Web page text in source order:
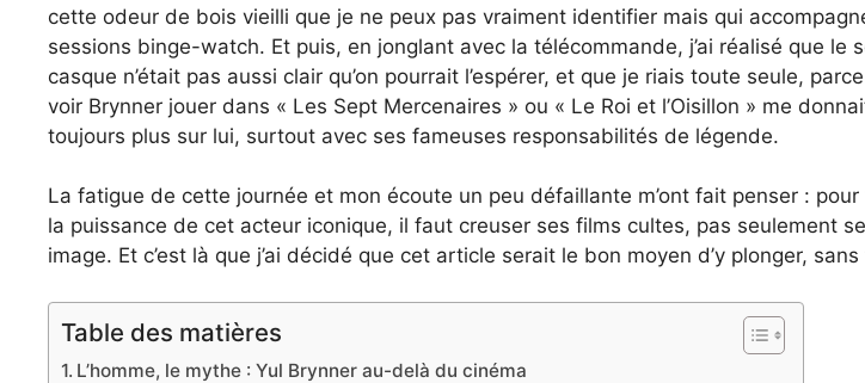
cette odeur de bois vieilli que je ne peux pas vraiment identifier mais qui
sessions binge-watch. Et puis, en jonglant avec la télécommande, j’ai réalisé que le
casque n’était pas aussi clair qu’on pourrait l’espérer, et que je riais toute seule,
voir Brynner jouer dans « Les Sept Mercenaires » ou « Le Roi et l’Oisillon » me
toujours plus sur lui, surtout avec ses fameuses responsabilités de légende.
La fatigue de cette journée et mon écoute un peu défaillante m’ont fait penser :
la puissance de cet acteur iconique, il faut creuser ses films cultes, pas seulement
image. Et c’est là que j’ai décidé que cet article serait le bon moyen d’y plonger,
Table des matières
L’homme, le mythe : Yul Brynner au-delà du cinéma